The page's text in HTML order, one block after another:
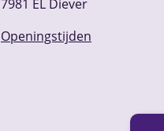
7981 EL Diever
Openingstijden